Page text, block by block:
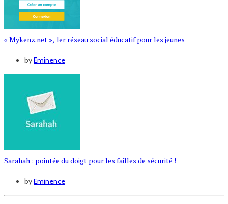
« Mykenz.net », 1er réseau social éducatif pour les jeunes
byEminence
Sarahah : pointée du doigt pour les failles de sécurité !
byEminence